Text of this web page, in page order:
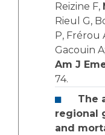
Reizine F,
Rieul G,
P, Frérou
Gacouin
Am J
74.
The
regional
and